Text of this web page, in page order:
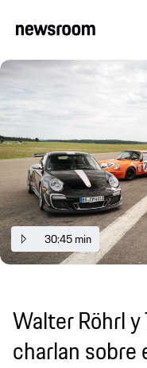
30:45 min
Walter Röhrl
charlan sobre